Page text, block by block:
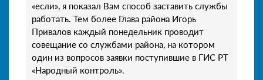
«если», я показал Вам способ заставить службы
работать. Тем более Глава района Игорь
Привалов каждый понедельник проводит
совещание со службами района, на котором
один из вопросов заявки поступившие в ГИС РТ
«Народный контроль».